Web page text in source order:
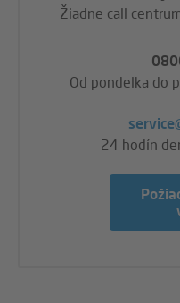
Žiadne call
Od pondelka do
24 hodín